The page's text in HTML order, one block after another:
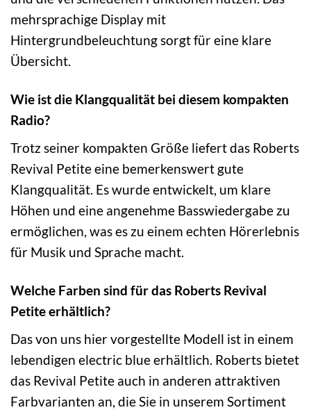
mehrsprachige Display mit
Hintergrundbeleuchtung sorgt für eine klare
Übersicht.
Wie ist die Klangqualität bei diesem kompakten
Radio?
Trotz seiner kompakten Größe liefert das Roberts
Revival Petite eine bemerkenswert gute
Klangqualität. Es wurde entwickelt, um klare
Höhen und eine angenehme Basswiedergabe zu
ermöglichen, was es zu einem echten Hörerlebnis
für Musik und Sprache macht.
Welche Farben sind für das Roberts Revival
Petite erhältlich?
Das von uns hier vorgestellte Modell ist in einem
lebendigen electric blue erhältlich. Roberts bietet
das Revival Petite auch in anderen attraktiven
Farbvarianten an, die Sie in unserem Sortiment